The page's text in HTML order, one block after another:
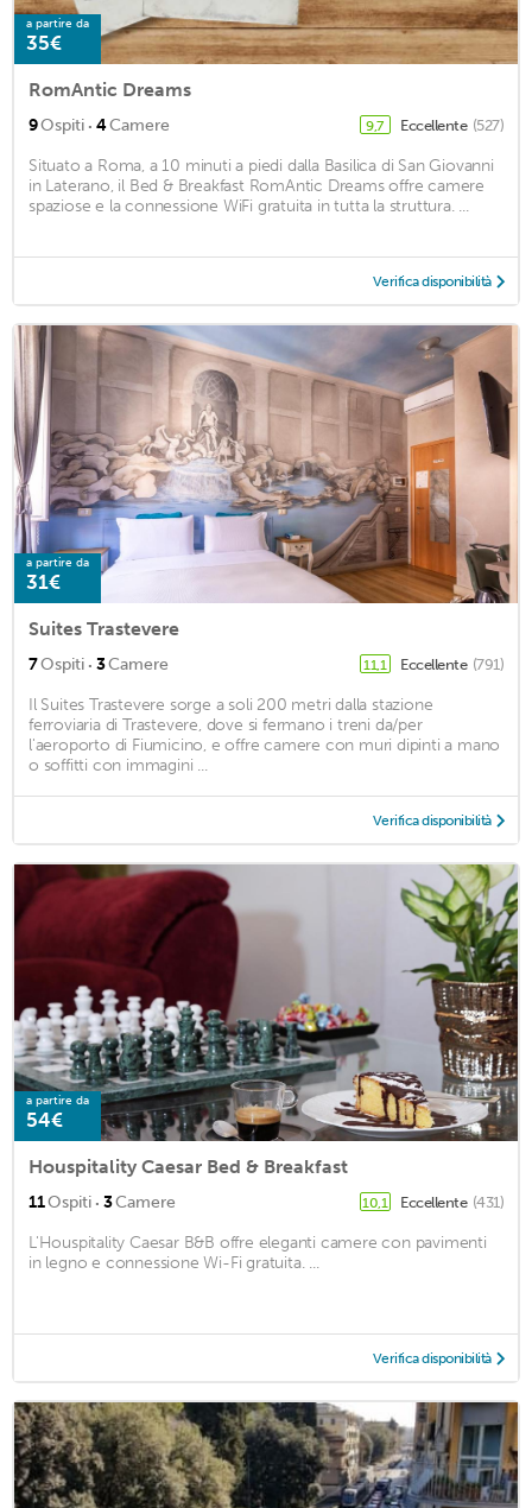
a partire da
35€
RomAntic Dreams
9Ospiti · 4Camere 9,7 Eccellente (527)
Situato a Roma, a 10 minuti a piedi dalla Basilica di San Giovanni
in Laterano, il Bed & Breakfast RomAntic Dreams offre camere
spaziose e la connessione WiFi gratuita in tutta la struttura. ...
Verifica disponibilità
a partire da
31€
Suites Trastevere
7Ospiti · 3Camere 11,1 Eccellente (791)
Il Suites Trastevere sorge a soli 200 metri dalla stazione
ferroviaria di Trastevere, dove si fermano i treni da/per
l'aeroporto di Fiumicino, e offre camere con muri dipinti a mano
o soffitti con immagini ...
Verifica disponibilità
a partire da
54€
Houspitality Caesar Bed & Breakfast
11Ospiti · 3Camere 10,1 Eccellente (431)
L'Houspitality Caesar B&B offre eleganti camere con pavimenti
in legno e connessione Wi-Fi gratuita. ...
Verifica disponibilità